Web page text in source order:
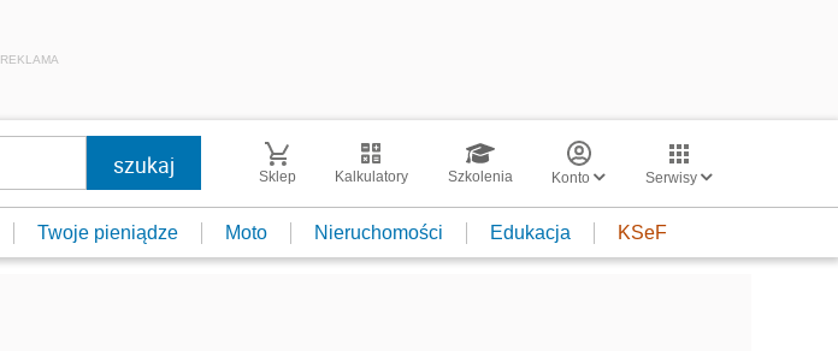
REKLAMA
Sklep Kalkulatory Szkolenia Konto Serwisy
Twoje pieniądze Moto Nieruchomości Edukacja KSeF